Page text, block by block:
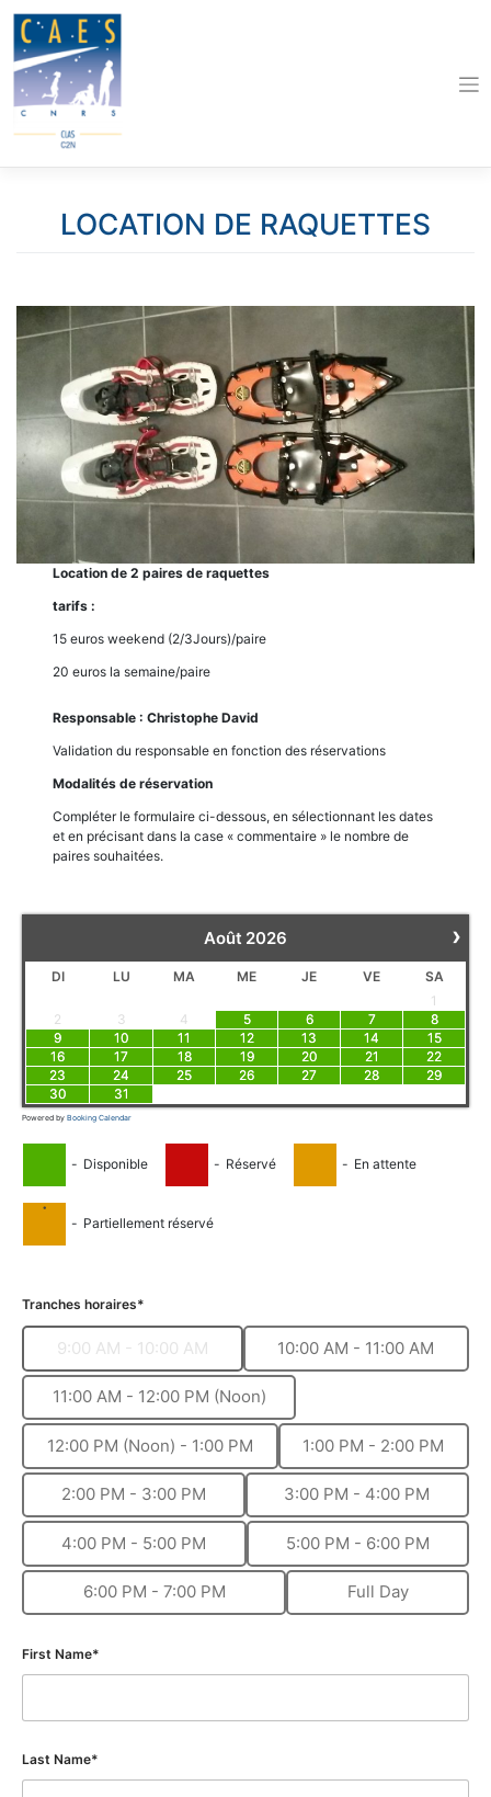
content
LOCATION DE RAQUETTES
Location de 2 paires de raquettes
tarifs :
15 euros weekend (2/3Jours)/paire
20 euros la semaine/paire
Responsable : Christophe David
Validation du responsable en fonction des réservations
Modalités de réservation
Compléter le formulaire ci-dessous, en sélectionnant les dates
et en précisant dans la case « commentaire » le nombre de
paires souhaitées.
›
Août 2026
DI LU MA ME JE VE
SA
1
2
3 4 5 6 7
8
9
10 11 12 13 14
15
16
17 18 19 20 21
22
23
24 25 26 27 28
29
30
31
Powered by Booking Calendar
- Disponible - Réservé - En attente
·
- Partiellement réservé
Tranches horaires*
9:00 AM - 10:00 AM 10:00 AM - 11:00 AM
11:00 AM - 12:00 PM (Noon)
12:00 PM (Noon) - 1:00 PM 1:00 PM - 2:00 PM
2:00 PM - 3:00 PM 3:00 PM - 4:00 PM
4:00 PM - 5:00 PM 5:00 PM - 6:00 PM
6:00 PM - 7:00 PM Full Day
First Name*
Last Name*